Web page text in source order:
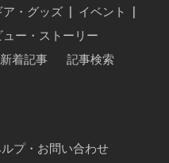
ア・グッズ イベント
ュー・ストーリー
新着記事
記事検索
プ・お問い合わせ